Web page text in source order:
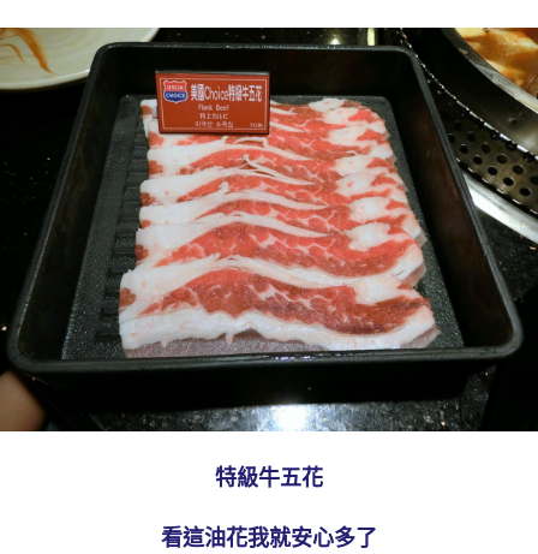
特級牛五花
看這油花我就安心多了